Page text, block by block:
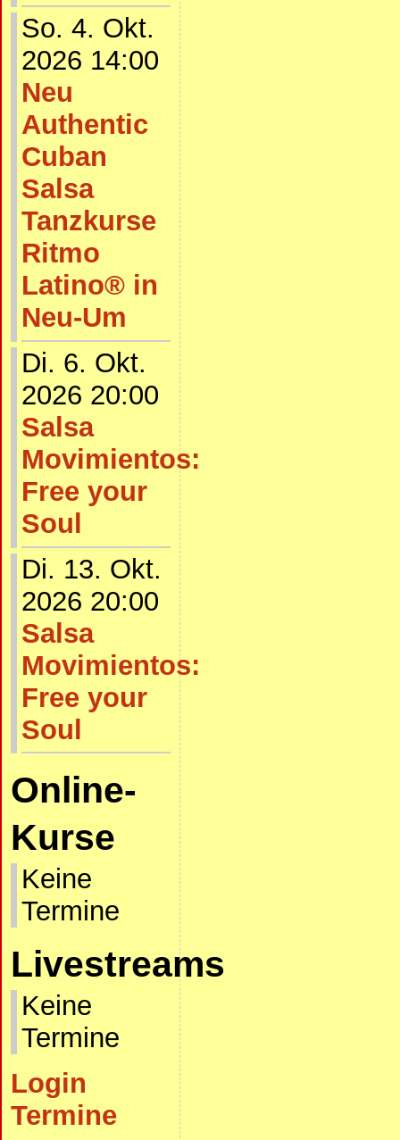
So. 4. Okt.
2026 14:00
Neu
Authentic
Cuban
Salsa
Tanzkurse
Ritmo
Latino® in
Neu-Um
Di. 6. Okt.
2026 20:00
Salsa
Movimientos:
Free your
Soul
Di. 13. Okt.
2026 20:00
Salsa
Movimientos:
Free your
Soul
Online-
Kurse
Keine
Termine
Livestreams
Keine
Termine
Login
Termine